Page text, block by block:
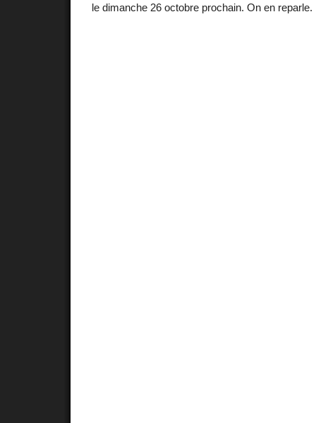
le dimanche 26 octobre prochain. On en reparle.